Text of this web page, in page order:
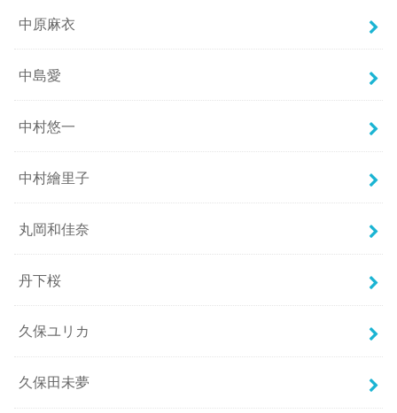
中原麻衣
中島愛
中村悠一
中村繪里子
丸岡和佳奈
丹下桜
久保ユリカ
久保田未夢